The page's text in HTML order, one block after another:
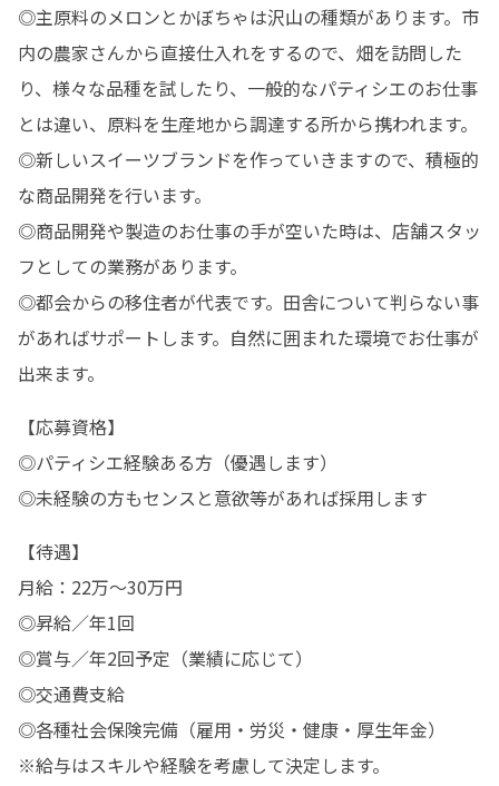
◎主原料のメロンとかぼちゃは沢山の種類があります。市
内の農家さんから直接仕入れをするので、畑を訪問した
り、様々な品種を試したり、一般的なパティシエのお仕事
とは違い、原料を生産地から調達する所から携われます。
◎新しいスイーツブランドを作っていきますので、積極的
な商品開発を行います。
◎商品開発や製造のお仕事の手が空いた時は、店舗スタッ
フとしての業務があります。
◎都会からの移住者が代表です。田舎について判らない事
があればサポートします。自然に囲まれた環境でお仕事が
出来ます。
【応募資格】
◎パティシエ経験ある方（優遇します）
◎未経験の方もセンスと意欲等があれば採用します
【待遇】
月給：22万〜30万円
◎昇給／年1回
◎賞与／年2回予定（業績に応じて）
◎交通費支給
◎各種社会保険完備（雇用・労災・健康・厚生年金）
※給与はスキルや経験を考慮して決定します。